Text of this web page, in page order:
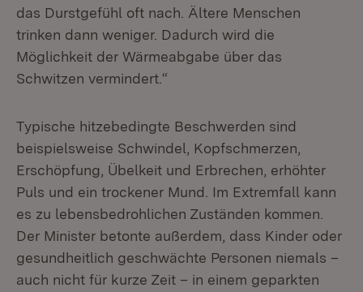
das Durstgefühl oft nach. Ältere Menschen
trinken dann weniger. Dadurch wird die
Möglichkeit der Wärmeabgabe über das
Schwitzen vermindert.“
Typische hitzebedingte Beschwerden sind
beispielsweise Schwindel, Kopfschmerzen,
Erschöpfung, Übelkeit und Erbrechen, erhöhter
Puls und ein trockener Mund. Im Extremfall kann
es zu lebensbedrohlichen Zuständen kommen.
Der Minister betonte außerdem, dass Kinder oder
gesundheitlich geschwächte Personen niemals –
auch nicht für kurze Zeit – in einem geparkten